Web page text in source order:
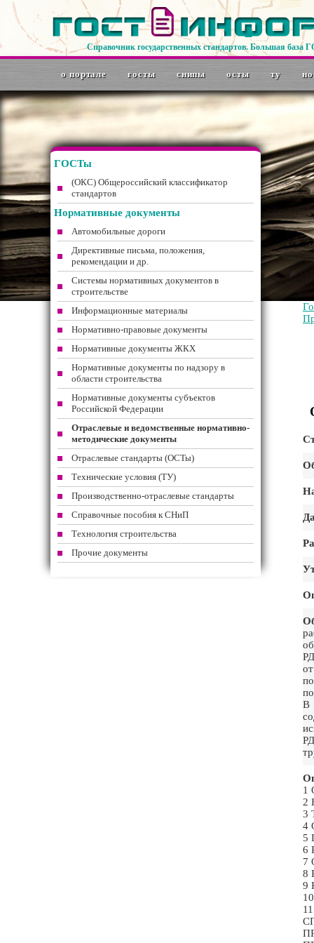
Справочник государственных стандартов. Большая база
о портале госты снипы осты ту
В
1
2
3
4
5
6
7
8
9
ГОСТы
(ОКС) Общероссийский классификатор
стандартов
Нормативные документы
Автомобильные дороги
Директивные письма, положения,
рекомендации и др.
Системы нормативных документов в
строительстве
Информационные материалы
Нормативно-правовые документы
Нормативные документы ЖКХ
Нормативные документы по надзору в
области строительства
Нормативные документы субъектов
Российской Федерации
Отраслевые и ведомственные нормативно-
методические документы
Отраслевые стандарты (ОСТы)
Технические условия (ТУ)
Производственно-отраслевые стандарты
Справочные пособия к СНиП
Технология строительства
Прочие документы